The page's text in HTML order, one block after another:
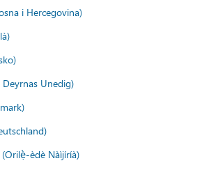
i Hercegovina)
Unedig)
èdè Nàìjíríà)